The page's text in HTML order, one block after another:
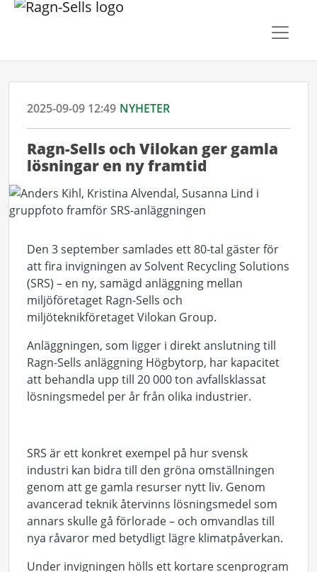
2025-09-09 12:49 NYHETER
Ragn-Sells och Vilokan ger gamla
lösningar en ny framtid
Den 3 september samlades ett 80-tal gäster för
att fira invigningen av Solvent Recycling Solutions
(SRS) – en ny, samägd anläggning mellan
miljöföretaget Ragn-Sells och
miljöteknikföretaget Vilokan Group.
Anläggningen, som ligger i direkt anslutning till
Ragn-Sells anläggning Högbytorp, har kapacitet
att behandla upp till 20 000 ton avfallsklassat
lösningsmedel per år från olika industrier.
SRS är ett konkret exempel på hur svensk
industri kan bidra till den gröna omställningen
genom att ge gamla resurser nytt liv. Genom
avancerad teknik återvinns lösningsmedel som
annars skulle gå förlorade – och omvandlas till
nya råvaror med betydligt lägre klimatpåverkan.
Under invigningen hölls ett kortare scenprogram